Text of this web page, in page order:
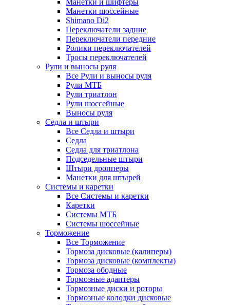
Манетки и шифтеры
Манетки шоссейные
Shimano Di2
Переключатели задние
Переключатели передние
Ролики переключателей
Тросы переключателей
Рули и выносы руля
Все Рули и выносы руля
Рули МТБ
Рули триатлон
Рули шоссейные
Выносы руля
Седла и штыри
Все Седла и штыри
Седла
Седла для триатлона
Подседельные штыри
Штыри дропперы
Манетки для штырей
Системы и каретки
Все Системы и каретки
Каретки
Системы МТБ
Системы шоссейные
Торможение
Все Торможение
Тормоза дисковые (калиперы)
Тормоза дисковые (комплекты)
Тормоза ободные
Тормозные адаптеры
Тормозные диски и роторы
Тормозные колодки дисковые